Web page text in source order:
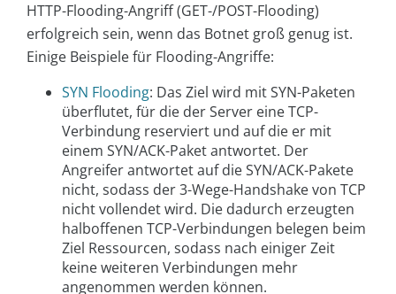
HTTP-Flooding-Angriff (GET-/POST-Flooding)
erfolgreich sein, wenn das Botnet groß genug ist.
Einige Beispiele für Flooding-Angriffe:
SYN Flooding: Das Ziel wird mit SYN-Paketen
überflutet, für die der Server eine TCP-
Verbindung reserviert und auf die er mit
einem SYN/ACK-Paket antwortet. Der
Angreifer antwortet auf die SYN/ACK-Pakete
nicht, sodass der 3-Wege-Handshake von TCP
nicht vollendet wird. Die dadurch erzeugten
halboffenen TCP-Verbindungen belegen beim
Ziel Ressourcen, sodass nach einiger Zeit
keine weiteren Verbindungen mehr
angenommen werden können.